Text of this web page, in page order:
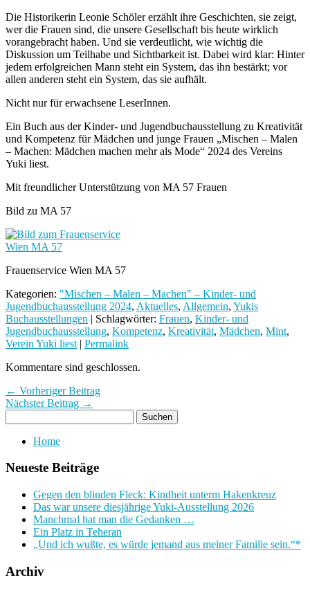
Die Historikerin Leonie Schöler erzählt ihre Geschichten, sie zeigt,
wer die Frauen sind, die unsere Gesellschaft bis heute wirklich
vorangebracht haben. Und sie verdeutlicht, wie wichtig die
Diskussion um Teilhabe und Sichtbarkeit ist. Dabei wird klar: Hinter
jedem erfolgreichen Mann steht ein System, das ihn bestärkt; vor
allen anderen steht ein System, das sie aufhält.
Nicht nur für erwachsene LeserInnen.
Ein Buch aus der Kinder- und Jugendbuchausstellung zu Kreativität
und Kompetenz für Mädchen und junge Frauen „Mischen – Malen
– Machen: Mädchen machen mehr als Mode“ 2024 des Vereins
Yuki liest.
Mit freundlicher Unterstützung von MA 57 Frauen
Bild zu MA 57
Frauenservice Wien MA 57
Kategorien: "Mischen – Malen – Machen" – Kinder- und
Jugendbuchausstellung 2024, Aktuelles, Allgemein, Yukis
Buchausstellungen | Schlagwörter: Frauen, Kinder- und
Jugendbuchausstellung, Kompetenz, Kreativität, Mädchen, Mint,
Verein Yuki liest | Permalink
Kommentare sind geschlossen.
← Vorheriger Beitrag
Nächster Beitrag →
Home
Neueste Beiträge
Gegen den blinden Fleck: Kindheit unterm Hakenkreuz
Das war unsere diesjährige Yuki-Ausstellung 2026
Manchmal hat man die Gedanken …
Ein Platz in Teheran
„Und ich wußte, es würde jemand aus meiner Familie sein.“*
Archiv